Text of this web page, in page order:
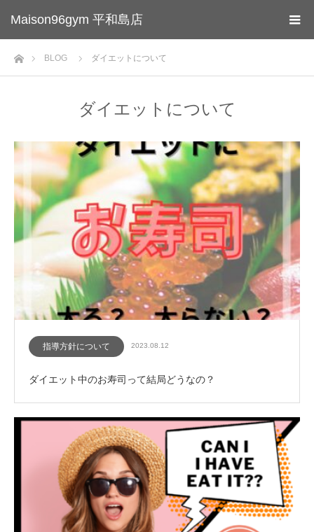
Maison96gym 平和島店
ホームBLOG ダイエットについて
ダイエットについて
指導方針について 2023.08.12
ダイエット中のお寿司って結局どうなの？